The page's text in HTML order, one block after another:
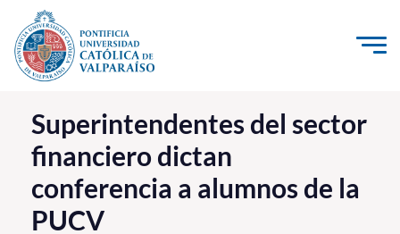
Click acá para ir directamente al contenido
La Universidad
Investigación, Creación e Innovación
PUCV Internacional
Vinculación con el Medio
Superintendentes del sector
financiero dictan
conferencia a alumnos de la
PUCV